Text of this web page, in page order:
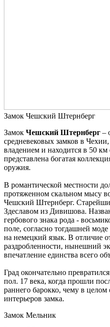
Замок Чешский Штернберг
Замок Чешский Штернберг –
средневековых замков в
владением и находится в 50
представлена богатая
оружия.
В романтической местности
протяженном скальном мысу
Чешский Штернберг.
Здеславом из Дивишова.
гербового знака рода -
поле, согласно тогдашней
на немецкий язык. В отличие
раздробленности, нынешний
впечатление единства всего
Град окончательно
пол. 17 века, когда прошли
раннего барокко, чему в целом
интерьеров замка.
Замок Мельник